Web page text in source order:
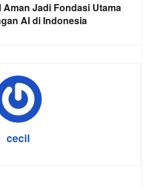
Jadi Fondasi Utama
AI di Indonesia
cecil